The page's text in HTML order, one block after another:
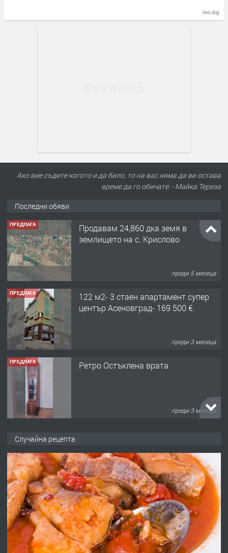
ivo.bg
Ако вие съдите когото и да било, то на вас няма да ви остава
време да го обичате. - Майка Тереза
Последни обяви
ПРЕДЛАГА
Продавам 24,860 дка земя в
землището на с. Крислово
преди 5 месеца
ПРЕДЛАГА
122 м2- 3 стаен апартамент супер
център Асеновград- 169 500 €.
преди 3 месеца
ПРЕДЛАГА Ретро Остъклена врата
преди 3 месеца
преди 10 месеца
ПРЕДЛАГА
Професионална броячна машина -
със сертификат от ЕЦБ
преди 1 година
Случайна рецепта